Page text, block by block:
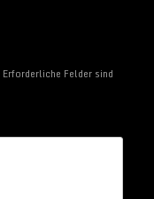
Erforderliche Felder sind